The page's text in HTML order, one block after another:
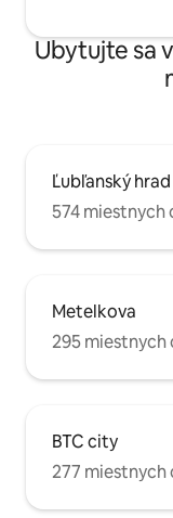
Ubytujte sa
Ľubľanský hrad
574 miestnych
Metelkova
295
BTC city
277